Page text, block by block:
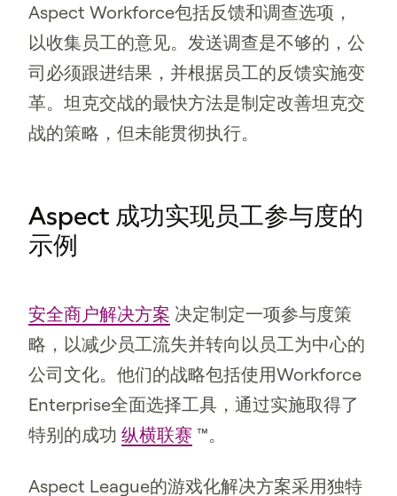
Aspect Workforce包括反馈和调查选项，
以收集员工的意见。发送调查是不够的，公
司必须跟进结果，并根据员工的反馈实施变
革。坦克交战的最快方法是制定改善坦克交
战的策略，但未能贯彻执行。
Aspect 成功实现员工参与度的
示例
安全商户解决方案 决定制定一项参与度策
略，以减少员工流失并转向以员工为中心的
公司文化。他们的战略包括使用Workforce
Enterprise全面选择工具，通过实施取得了
特别的成功 纵横联赛 ™。
Aspect League的游戏化解决方案采用独特